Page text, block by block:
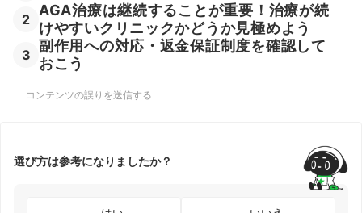
2
AGA治療は継続することが重要！治療が続
けやすいクリニックかどうか見極めよう
3
副作用への対応・返金保証制度を確認して
おこう
コンテンツの誤りを送信する
選び方は参考になりましたか？